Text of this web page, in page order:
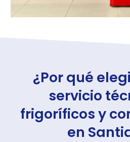
¿Por qué
servicio
frigoríficos y
en